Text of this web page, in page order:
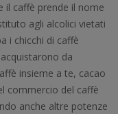
il caffè prende il nome
agli alcolici vietati
i chicchi di caffè
da
insieme a te, cacao
commercio del caffè
anche altre potenze